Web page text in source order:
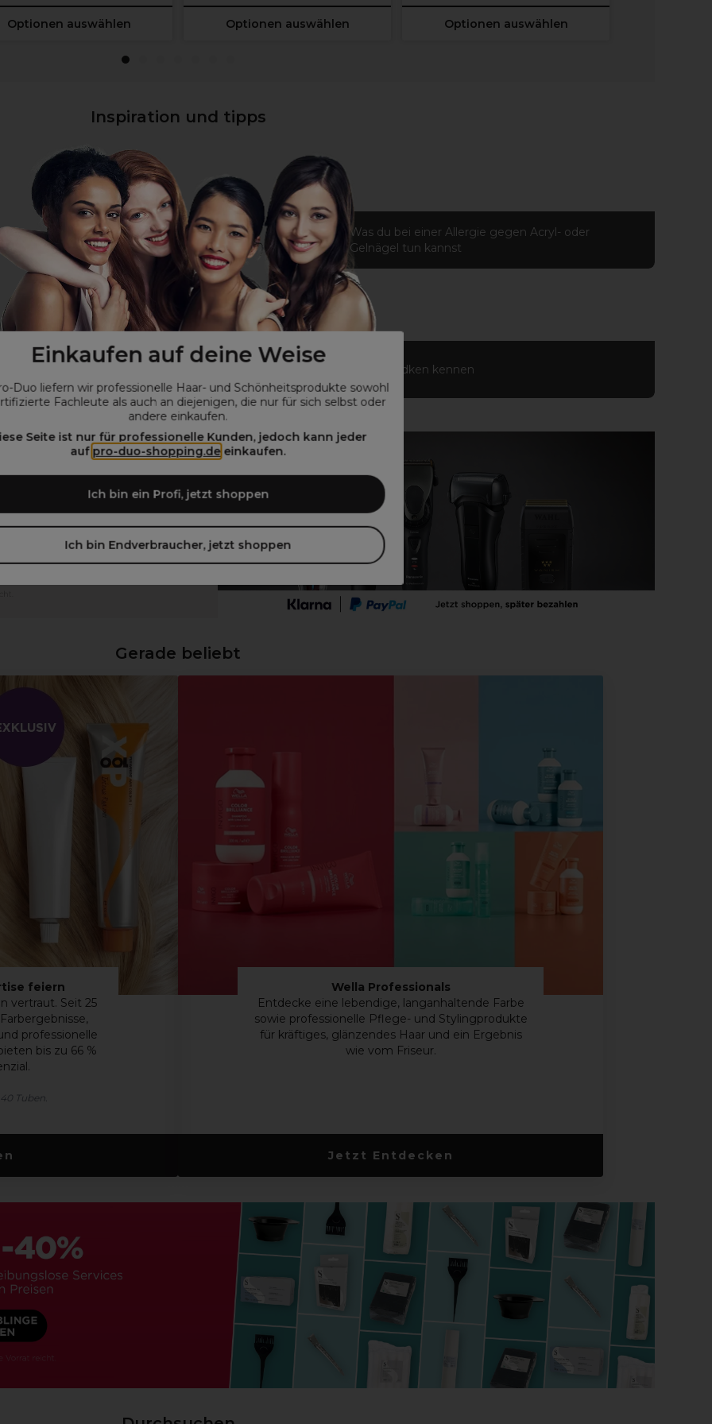
Einkaufen auf deine Weise
Duo liefern wir professionelle Haar- und Schönheitsprodukte sowohl
Fachleute als auch an diejenigen, die nur für sich selbst oder
andere einkaufen.
Seite ist nur für professionelle Kunden, jedoch kann jeder
auf pro-duo-shopping.deeinkaufen.
Ich bin ein Profi, jetzt shoppen
Ich bin Endverbraucher, jetzt shoppen
Optionen auswählen Optionen auswählen Optionen auswählen
Inspiration und tipps
Was du bei einer Allergie gegen Acryl- oder
Gelnägel tun kannst
Lerne Redken kennen
Gerade beliebt
feiern
vertraut. Seit 25
professionelle
bis zu 66 %
Tuben.
Wella Professionals
Entdecke eine lebendige, langanhaltende Farbe
sowie professionelle Pflege- und Stylingprodukte
für kräftiges, glänzendes Haar und ein Ergebnis
wie vom Friseur.
Jetzt Entdecken